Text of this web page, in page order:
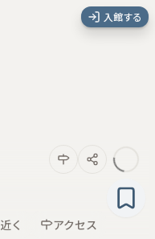
入館する
近く
アクセス